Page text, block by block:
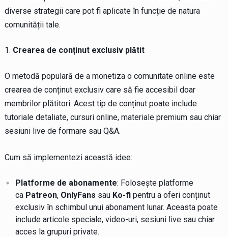
diverse strategii care pot fi aplicate în funcție de natura
comunității tale.
Crearea de conținut exclusiv plătit
O metodă populară de a monetiza o comunitate online este
crearea de conținut exclusiv care să fie accesibil doar
membrilor plătitori. Acest tip de conținut poate include
tutoriale detaliate, cursuri online, materiale premium sau chiar
sesiuni live de formare sau Q&A.
Cum să implementezi această idee:
Platforme de abonamente: Folosește platforme
ca Patreon, OnlyFans sau Ko-fipentru a oferi conținut
exclusiv în schimbul unui abonament lunar. Aceasta poate
include articole speciale, video-uri, sesiuni live sau chiar
acces la grupuri private.